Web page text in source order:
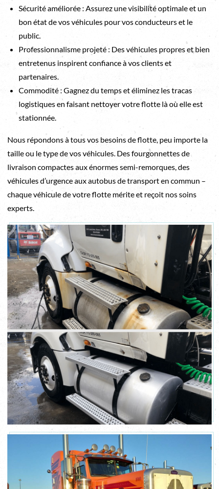
Sécurité améliorée : Assurez une visibilité optimale et un
bon état de vos véhicules pour vos conducteurs et le
public.
Professionnalisme projeté : Des véhicules propres et bien
entretenus inspirent confiance à vos clients et
partenaires.
Commodité : Gagnez du temps et éliminez les tracas
logistiques en faisant nettoyer votre flotte là où elle est
stationnée.
Nous répondons à tous vos besoins de flotte, peu importe la
taille ou le type de vos véhicules. Des fourgonnettes de
livraison compactes aux énormes semi-remorques, des
véhicules d’urgence aux autobus de transport en commun –
chaque véhicule de votre flotte mérite et reçoit nos soins
experts.